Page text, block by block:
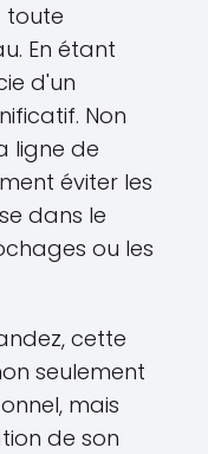
toute
En étant
d'un
Non
ligne de
éviter les
dans le
ou les
cette
seulement
mais
de son